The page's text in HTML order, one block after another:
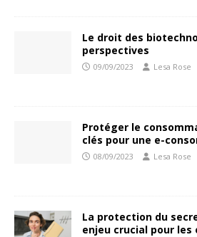
Le droit des
perspectives
09/09/2023 Lesa Rose
Protéger le
clés pour une e-
08/09/2023 Lesa Rose
La protection du
enjeu crucial pour les